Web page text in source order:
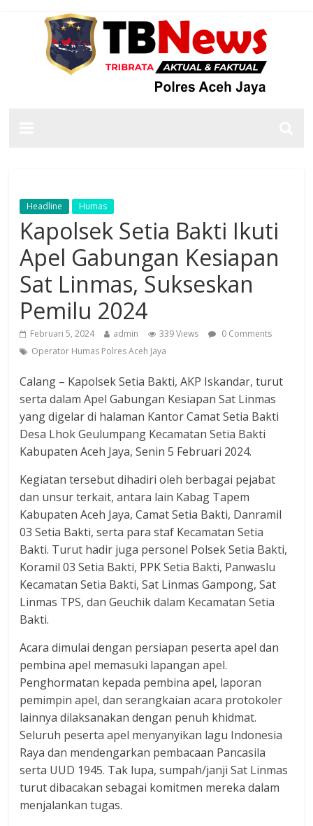
Headline Humas
Kapolsek Setia Bakti Ikuti
Apel Gabungan Kesiapan
Sat Linmas, Sukseskan
Pemilu 2024
Februari 5, 2024 admin 339 Views
0 Comments
Operator Humas Polres Aceh Jaya
Calang – Kapolsek Setia Bakti, AKP Iskandar, turut
serta dalam Apel Gabungan Kesiapan Sat Linmas
yang digelar di halaman Kantor Camat Setia Bakti
Desa Lhok Geulumpang Kecamatan Setia Bakti
Kabupaten Aceh Jaya, Senin 5 Februari 2024.
Kegiatan tersebut dihadiri oleh berbagai pejabat
dan unsur terkait, antara lain Kabag Tapem
Kabupaten Aceh Jaya, Camat Setia Bakti, Danramil
03 Setia Bakti, serta para staf Kecamatan Setia
Bakti. Turut hadir juga personel Polsek Setia Bakti,
Koramil 03 Setia Bakti, PPK Setia Bakti, Panwaslu
Kecamatan Setia Bakti, Sat Linmas Gampong, Sat
Linmas TPS, dan Geuchik dalam Kecamatan Setia
Bakti.
Acara dimulai dengan persiapan peserta apel dan
pembina apel memasuki lapangan apel.
Penghormatan kepada pembina apel, laporan
pemimpin apel, dan serangkaian acara protokoler
lainnya dilaksanakan dengan penuh khidmat.
Seluruh peserta apel menyanyikan lagu Indonesia
Raya dan mendengarkan pembacaan Pancasila
serta UUD 1945. Tak lupa, sumpah/janji Sat Linmas
turut dibacakan sebagai komitmen mereka dalam
menjalankan tugas.